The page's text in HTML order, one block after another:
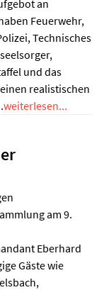
an
Feuerwehr,
Technisches
und das
realistischen
weiterlesen...
am 9.
Eberhard
Gäste wie